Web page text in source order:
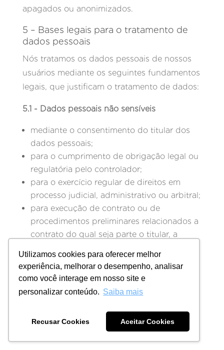
Utilizamos cookies para oferecer melhor
experiência, melhorar o desempenho, analisar
como você interage em nosso site e
personalizar conteúdo. Saiba mais
Recusar Cookies Aceitar Cookies
apagados ou anonimizados.
5 – Bases legais para o tratamento de
dados pessoais
Nós tratamos os dados pessoais de nossos
usuários mediante os seguintes fundamentos
legais, que justificam o tratamento de dados:
5.1 - Dados pessoais não sensíveis
mediante o consentimento do titular dos
dados pessoais;
para o cumprimento de obrigação legal ou
regulatória pelo controlador;
para o exercício regular de direitos em
processo judicial, administrativo ou arbitral;
para execução de contrato ou de
procedimentos preliminares relacionados a
contrato do qual seja parte o titular, a
para proteção do crédito - quando
necessário para atender aos interesses
legítimos do controlador ou de terceiro;
de titular ou terceiro.
5.2 - Consentimento do Titular